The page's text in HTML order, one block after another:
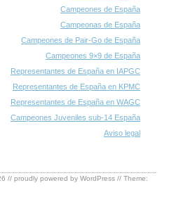
Campeones de España
Campeonas de España
Campeones de Pair-Go de España
Campeones 9×9 de España
Representantes de España en IAPGC
Representantes de España en KPMC
Representantes de España en WAGC
Campeones Juveniles sub-14 España
Aviso legal
// proudly powered by WordPress // Theme: